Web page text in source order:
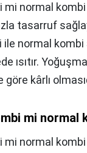
mi normal
tasarruf
normal kombi
ısıtır.
kârlı
mi normal
mi normal